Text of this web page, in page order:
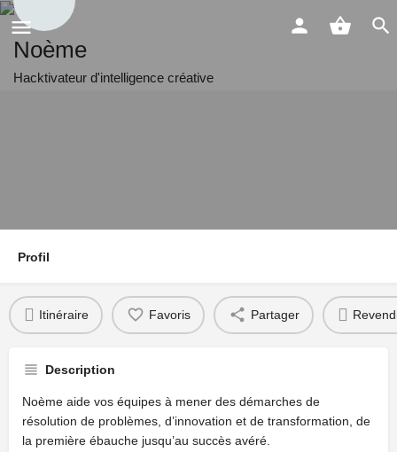
Noème
Hacktivateur d'intelligence créative
Profil
Itinéraire Favoris Partager
Description
Noème aide vos équipes à mener des démarches de
résolution de problèmes, d’innovation et de transformation, de
la première ébauche jusqu’au succès avéré.